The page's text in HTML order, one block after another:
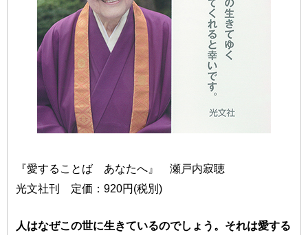
『愛することば あなたへ』 瀬戸内寂聴
光文社刊 定価：920円(税別)
人はなぜこの世に生きているのでしょう。それは愛する